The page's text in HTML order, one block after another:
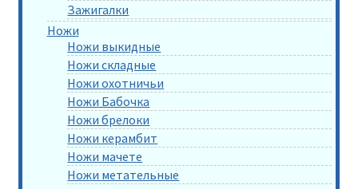
Зажигалки
Ножи
Ножи выкидные
Ножи складные
Ножи охотничьи
Ножи Бабочка
Ножи брелоки
Ножи керамбит
Ножи мачете
Ножи метательные